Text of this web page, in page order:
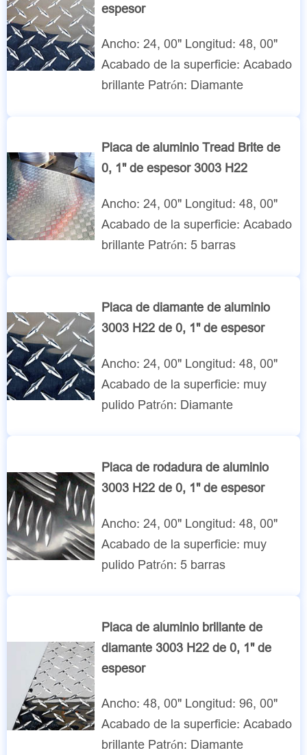
espesor
Ancho: 24, 00" Longitud: 48, 00"
Acabado de la superficie: Acabado
brillante Patrón: Diamante
Placa de aluminio Tread Brite de
0, 1" de espesor 3003 H22
Ancho: 24, 00" Longitud: 48, 00"
Acabado de la superficie: Acabado
brillante Patrón: 5 barras
Placa de diamante de aluminio
3003 H22 de 0, 1" de espesor
Ancho: 24, 00" Longitud: 48, 00"
Acabado de la superficie: muy
pulido Patrón: Diamante
Placa de rodadura de aluminio
3003 H22 de 0, 1" de espesor
Ancho: 24, 00" Longitud: 48, 00"
Acabado de la superficie: muy
pulido Patrón: 5 barras
Placa de aluminio brillante de
diamante 3003 H22 de 0, 1" de
espesor
Ancho: 48, 00" Longitud: 96, 00"
Acabado de la superficie: Acabado
brillante Patrón: Diamante